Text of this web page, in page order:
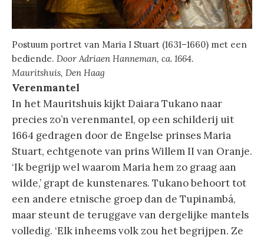
Postuum portret van Maria I Stuart (1631–1660) met een
bediende. Door Adriaen Hanneman, ca. 1664.
Mauritshuis, Den Haag
Verenmantel
In het Mauritshuis kijkt Daiara Tukano naar
precies zo’n verenmantel, op een schilderij uit
1664 gedragen door de Engelse prinses Maria
Stuart, echtgenote van prins Willem II van Oranje.
‘Ik begrijp wel waarom Maria hem zo graag aan
wilde,’ grapt de kunstenares. Tukano behoort tot
een andere etnische groep dan de Tupinambá,
maar steunt de teruggave van dergelijke mantels
volledig. ‘Elk inheems volk zou het begrijpen. Ze